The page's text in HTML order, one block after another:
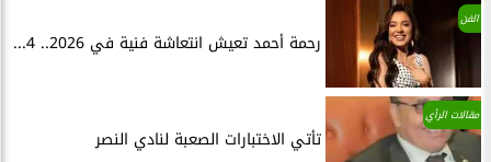
الفن
رحمة أحمد تعيش انتعاشة فنية في 2026.. 4...
مقالات الرأي
تأتي الاختبارات الصعبة لنادي النصر